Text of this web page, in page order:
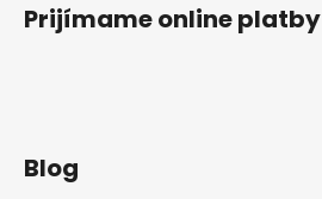
Prijímame online platby
Blog